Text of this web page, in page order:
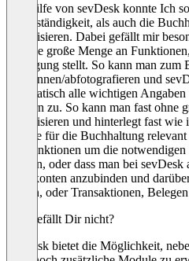
Mit Hilfe von sevDesk konnte Ich
Selbstständigkeit, als auch die
digitalisieren. Dabei gefällt mir
und die große Menge an
Verfügung stellt. So kann man
einscannen/abfotografieren und
automatisch alle wichtigen
Feldern zu. So kann man fast ohne
digitalisieren und hinterlegt fast
welche für die Buchhaltung
die Funktionen um die
melden, oder dass man bei
Bankkonten anzubinden und
tätigen, oder Transaktionen,
Was gefällt Dir nicht?
sevDesk bietet die Möglichkeit,